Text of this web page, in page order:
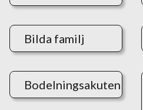
Bilda familj
Bodelningsakuten